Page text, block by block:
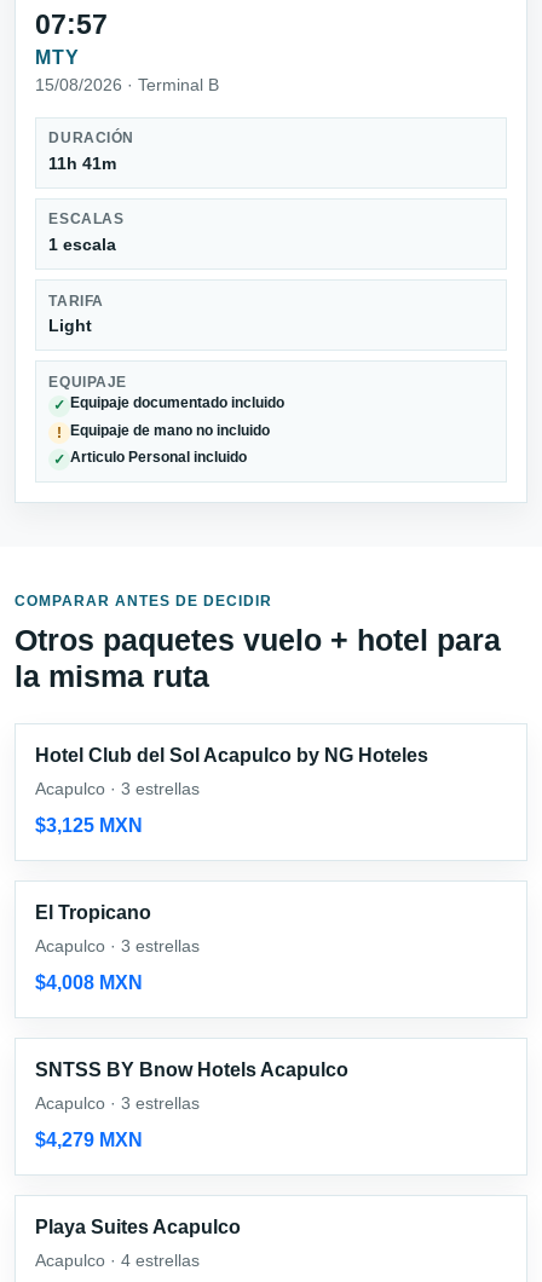
07:57
MTY
15/08/2026 · Terminal B
DURACIÓN
11h 41m
ESCALAS
1 escala
TARIFA
Light
EQUIPAJE
✓ Equipaje documentado incluido
! Equipaje de mano no incluido
✓ Articulo Personal incluido
COMPARAR ANTES DE DECIDIR
Otros paquetes vuelo + hotel para
la misma ruta
Hotel Club del Sol Acapulco by NG Hoteles
Acapulco · 3 estrellas
$3,125 MXN
El Tropicano
Acapulco · 3 estrellas
$4,008 MXN
SNTSS BY Bnow Hotels Acapulco
Acapulco · 3 estrellas
$4,279 MXN
Playa Suites Acapulco
Acapulco · 4 estrellas